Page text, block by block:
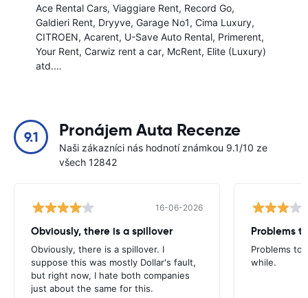
Ace Rental Cars Viaggiare Rent Record Go
Galdieri Rent Dryyve Garage No1 Cima Luxury
CITROEN Acarent U-Save Auto Rental Primerent
Your Rent Carwiz rent a car McRent Elite (Luxury)
atd.…
9.1 Pronájem Auta Recenze
Naši zákazníci nás hodnotí známkou 9.1/10 ze
všech 12842
16-06-2026
Obviously, there is a spillover
Obviously, there is a spillover. I
suppose this was mostly Dollar's fault,
but right now, I hate both companies
just about the same for this.
Problems
Problems to
while.